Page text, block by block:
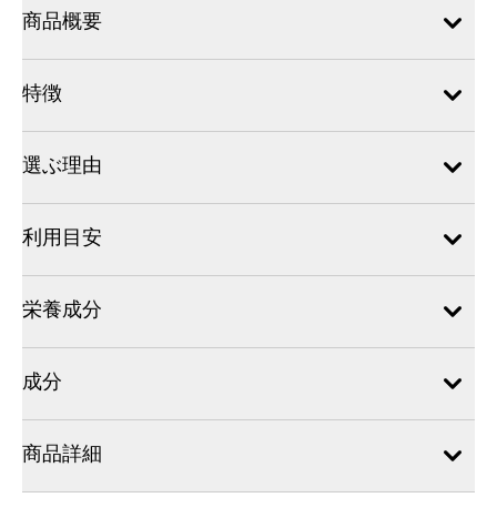
商品概要
特徴
選ぶ理由
利用目安
栄養成分
成分
商品詳細